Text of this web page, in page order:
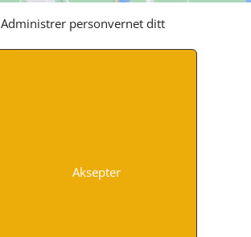
Administrer personvernet ditt
Aksepter
INFORMASJON